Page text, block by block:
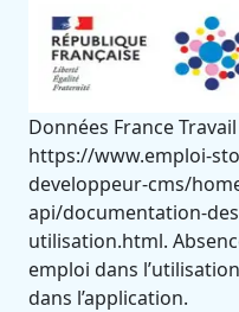
Données France
https://www.emploi-
developpeur-cms/
api/documentation-
utilisation.html.
emploi dans
dans l’application.